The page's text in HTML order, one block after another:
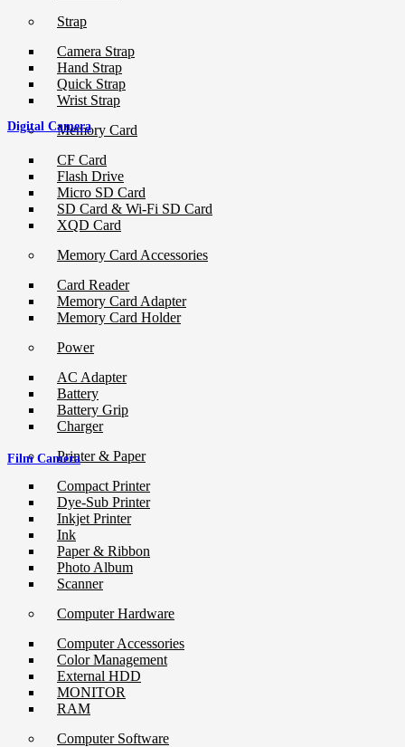
Strap
Camera Strap
Hand Strap
Quick Strap
Wrist Strap
Memory Card
CF Card
Flash Drive
Micro SD Card
SD Card & Wi-Fi SD Card
XQD Card
Memory Card Accessories
Card Reader
Memory Card Adapter
Memory Card Holder
Power
AC Adapter
Battery
Battery Grip
Charger
Printer & Paper
Compact Printer
Dye-Sub Printer
Inkjet Printer
Ink
Paper & Ribbon
Photo Album
Scanner
Computer Hardware
Computer Accessories
Color Management
External HDD
MONITOR
RAM
Computer Software
Digital Camera
Film Camera